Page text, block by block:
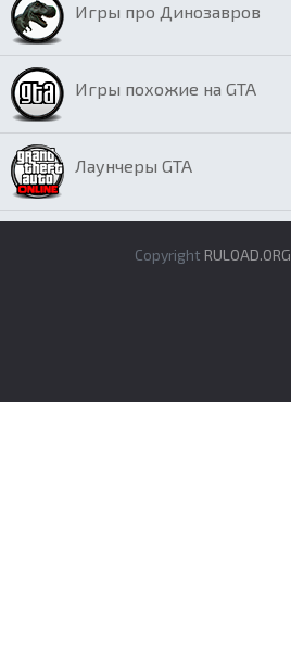
Игры про Динозавров
Игры похожие на GTA
Лаунчеры GTA
Copyright RULOAD.ORG